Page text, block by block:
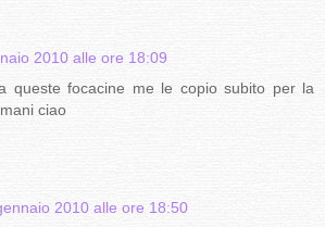
2010 alle ore 18:09
queste focacine me le copio subito per la
ciao
2010 alle ore 18:50